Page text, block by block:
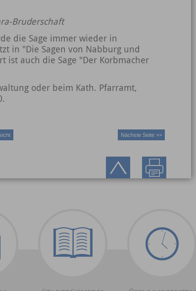
Bruderschaft
die Sage immer wieder in
in "Die Sagen von Nabburg und
ist auch die Sage "Der Korbmacher
oder beim Kath. Pfarramt,
Nächste Seite >>